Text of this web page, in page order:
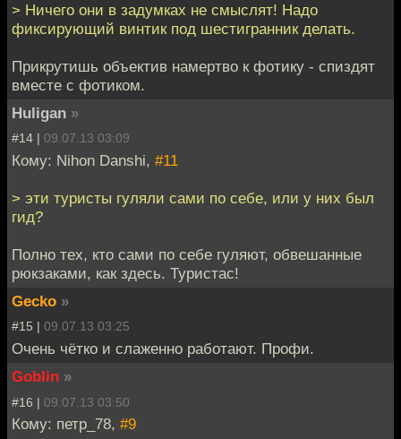
> Ничего они в задумках не смыслят! Надо
фиксирующий винтик под шестигранник делать.
Прикрутишь объектив намертво к фотику - спиздят
вместе с фотиком.
Huligan »
#14 | 09.07.13 03:09
Кому: Nihon Danshi, #11
> эти туристы гуляли сами по себе, или у них был
гид?
Полно тех, кто сами по себе гуляют, обвешанные
рюкзаками, как здесь. Туристас!
Gecko »
#15 | 09.07.13 03:25
Очень чётко и слаженно работают. Профи.
Goblin »
#16 | 09.07.13 03:50
Кому: петр_78, #9